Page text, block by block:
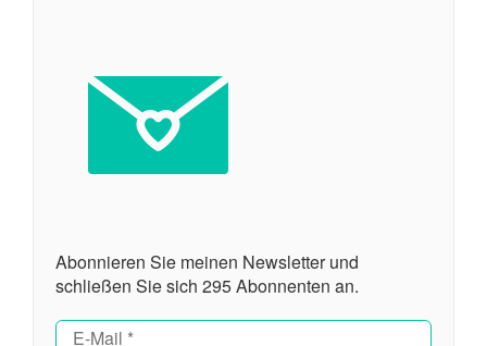
Abonnieren Sie meinen Newsletter und
schließen Sie sich 295 Abonnenten an.